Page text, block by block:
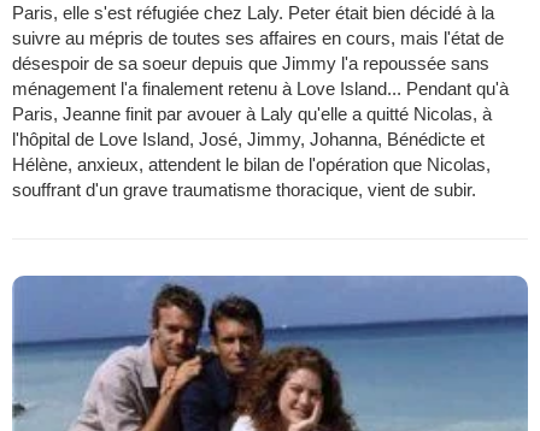
Paris, elle s'est réfugiée chez Laly. Peter était bien décidé à la
suivre au mépris de toutes ses affaires en cours, mais l'état de
désespoir de sa soeur depuis que Jimmy l'a repoussée sans
ménagement l'a finalement retenu à Love Island... Pendant qu'à
Paris, Jeanne finit par avouer à Laly qu'elle a quitté Nicolas, à
l'hôpital de Love Island, José, Jimmy, Johanna, Bénédicte et
Hélène, anxieux, attendent le bilan de l'opération que Nicolas,
souffrant d'un grave traumatisme thoracique, vient de subir.